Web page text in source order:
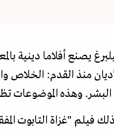
يصنع أفلاما دينية
منذ القدم: الخلاص
وهذه الموضوعات
فيلم "غزاة التابوت